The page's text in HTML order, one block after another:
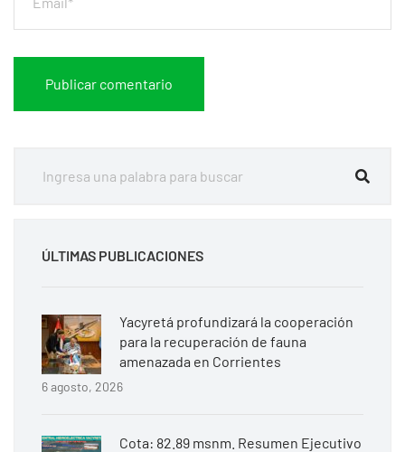
ÚLTIMAS PUBLICACIONES
Yacyretá profundizará la cooperación
para la recuperación de fauna
amenazada en Corrientes
6 agosto, 2026
Cota: 82.89 msnm. Resumen Ejecutivo